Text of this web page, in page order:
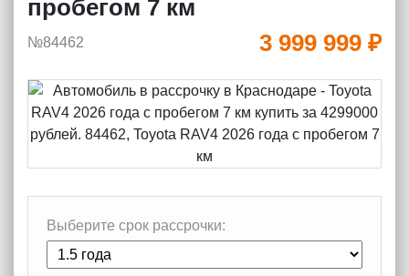
пробегом 7 км
№84462 3 999 999 ₽
Выберите срок рассрочки: